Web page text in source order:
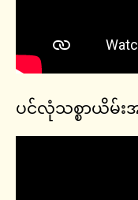
ပင်လုံသစ္စာယိမ်